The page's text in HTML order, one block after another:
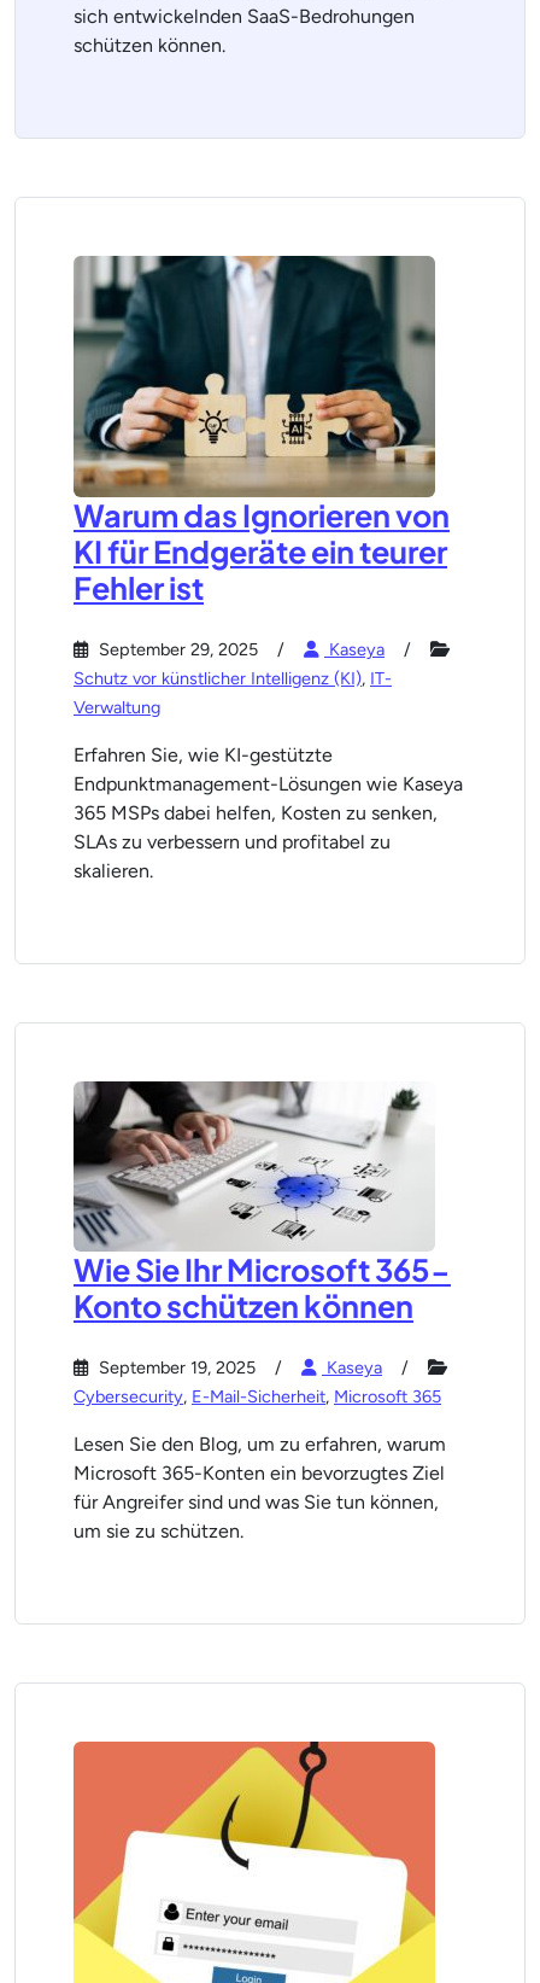
sich entwickelnden SaaS-Bedrohungen
schützen können.
Warum das Ignorieren von
KI für Endgeräte ein teurer
Fehler ist
September 29, 2025
Kaseya
Schutz vor künstlicher Intelligenz (KI), IT-
Verwaltung
Erfahren Sie, wie KI-gestützte
Endpunktmanagement-Lösungen wie Kaseya
365 MSPs dabei helfen, Kosten zu senken,
SLAs zu verbessern und profitabel zu
skalieren.
Wie Sie Ihr Microsoft 365-
Konto schützen können
September 19, 2025
Kaseya
Cybersecurity, E-Mail-Sicherheit, Microsoft 365
Lesen Sie den Blog, um zu erfahren, warum
Microsoft 365-Konten ein bevorzugtes Ziel
für Angreifer sind und was Sie tun können,
um sie zu schützen.